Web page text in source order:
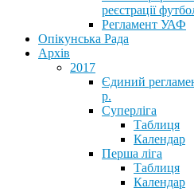
реєстрації
Регламент УАФ
Опікунська Рада
Архів
2017
Єдиний
р.
Суперліга
Таблиця
Календар
Перша ліга
Таблиця
Календар